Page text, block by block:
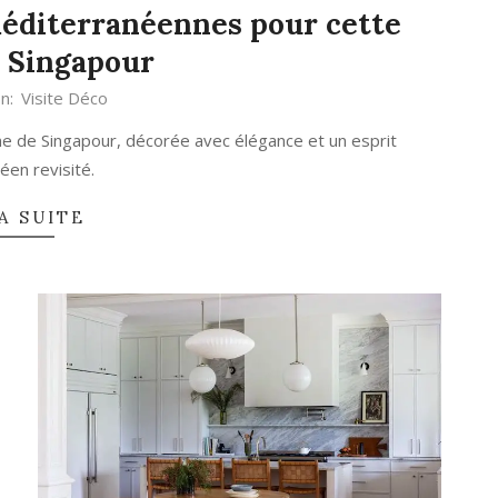
pour cette
Visite Déco
de Singapour, décorée avec élégance et un esprit
revisité.
SUITE